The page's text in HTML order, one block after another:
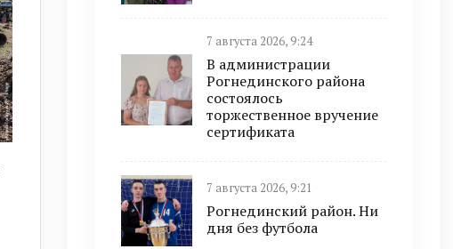
7 августа 2026, 9:24
В администрации
Рогнединского района
состоялось
торжественное вручение
сертификата
7 августа 2026, 9:21
Рогнединский район. Ни
дня без футбола